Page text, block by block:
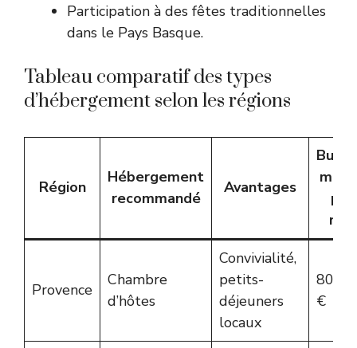
Participation à des fêtes traditionnelles
dans le Pays Basque.
Tableau comparatif des types
d’hébergement selon les régions
Région
Hébergement
recommandé
Avantages
par
nuit
Provence
Chambre
d’hôtes
Convivialité,
petits-
déjeuners
locaux
80-
€